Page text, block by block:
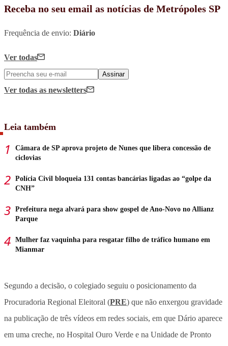
Receba no seu email as notícias de Metrópoles SP
Frequência de envio: Diário
Ver todas
Assinar
Ver todas as newsletters
Leia também
Câmara de SP aprova projeto de Nunes que libera concessão de
ciclovias
Polícia Civil bloqueia 131 contas bancárias ligadas ao “golpe da
CNH”
Prefeitura nega alvará para show gospel de Ano-Novo no Allianz
Parque
Mulher faz vaquinha para resgatar filho de tráfico humano em
Mianmar
Segundo a decisão, o colegiado seguiu o posicionamento da
Procuradoria Regional Eleitoral (PRE) que não enxergou gravidade
na publicação de três vídeos em redes sociais, em que Dário aparece
em uma creche, no Hospital Ouro Verde e na Unidade de Pronto